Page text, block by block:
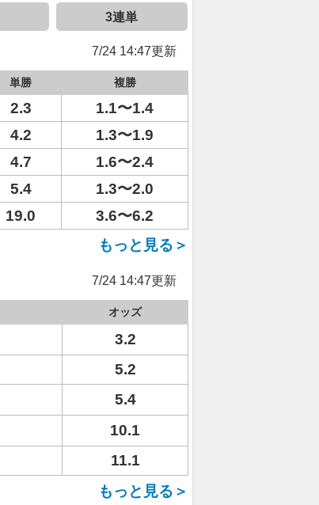
3連単
7/24 14:47更新
単勝 複勝
2.3
1.1〜1.4
4.2
1.3〜1.9
4.7
1.6〜2.4
5.4
1.3〜2.0
19.0
3.6〜6.2
もっと見る＞
7/24 14:47更新
オッズ
3.2
5.2
5.4
10.1
11.1
もっと見る＞